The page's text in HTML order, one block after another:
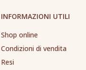
INFORMAZIONI UTILI
Shop online
Condizioni di vendita
Resi